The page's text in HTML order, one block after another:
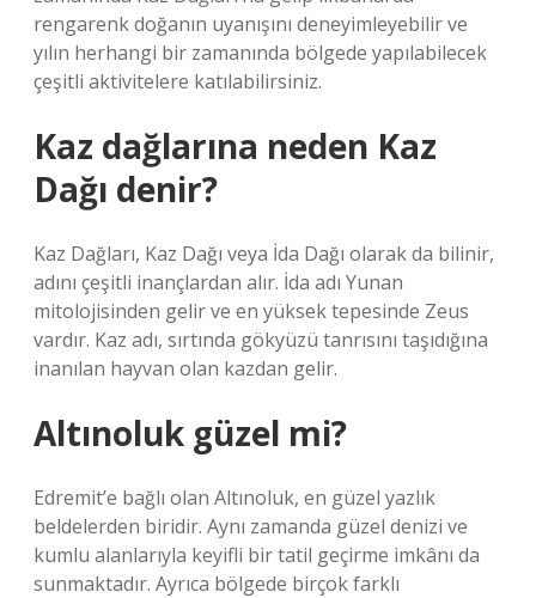
rengarenk doğanın uyanışını deneyimleyebilir ve
yılın herhangi bir zamanında bölgede yapılabilecek
çeşitli aktivitelere katılabilirsiniz.
Kaz dağlarına neden Kaz
Dağı denir?
Kaz Dağları, Kaz Dağı veya İda Dağı olarak da bilinir,
adını çeşitli inançlardan alır. İda adı Yunan
mitolojisinden gelir ve en yüksek tepesinde Zeus
vardır. Kaz adı, sırtında gökyüzü tanrısını taşıdığına
inanılan hayvan olan kazdan gelir.
Altınoluk güzel mi?
Edremit’e bağlı olan Altınoluk, en güzel yazlık
beldelerden biridir. Aynı zamanda güzel denizi ve
kumlu alanlarıyla keyifli bir tatil geçirme imkânı da
sunmaktadır. Ayrıca bölgede birçok farklı